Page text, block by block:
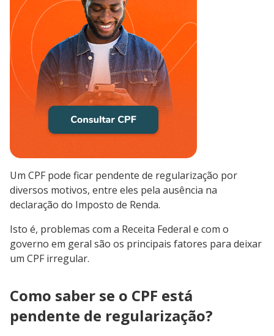
Um CPF pode ficar pendente de regularização por
diversos motivos, entre eles pela ausência na
declaração do Imposto de Renda.
Isto é, problemas com a Receita Federal e com o
governo em geral são os principais fatores para deixar
um CPF irregular.
Como saber se o CPF está
pendente de regularização?